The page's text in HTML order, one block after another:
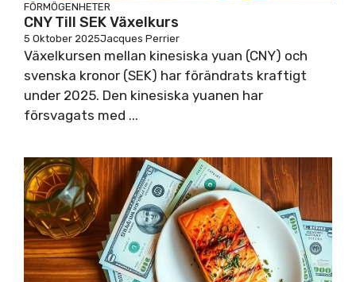
FÖRMÖGENHETER
CNY Till SEK Växelkurs
5 Oktober 2025Jacques Perrier
Växelkursen mellan kinesiska yuan (CNY) och
svenska kronor (SEK) har förändrats kraftigt
under 2025. Den kinesiska yuanen har
försvagats med ...